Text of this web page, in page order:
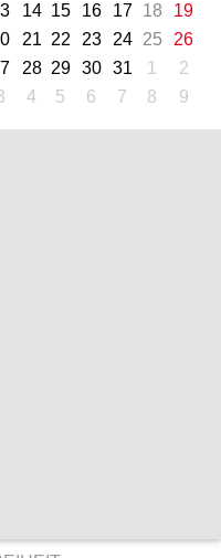
14 15 16 17 18
19
21 22 23 24 25
26
28 29 30 31 1
2
4 5 6 7 8 9